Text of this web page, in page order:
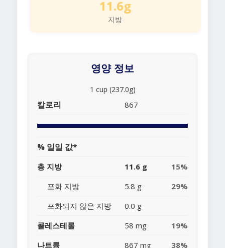
11.6g
지방
영양 정보
1 cup (237.0g)
칼로리 867
% 일일 값*
총 지방 11.6 g
15%
포화 지방
5.8 g
29%
포화되지 않은 지방
0.0 g
콜레스테롤
58 mg
19%
나트륨
867 mg 38%